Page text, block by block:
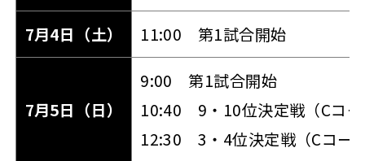
7月4日（土） 11:00 第1試合開始
7月5日（日）
9:00 第1試合開始
10:40 9・10位決定戦（Cコー
12:30 3・4位決定戦（Cコー